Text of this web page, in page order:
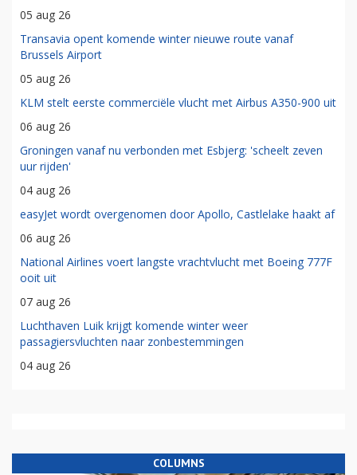
05 aug 26
Transavia opent komende winter nieuwe route vanaf
Brussels Airport
05 aug 26
KLM stelt eerste commerciële vlucht met Airbus A350-900 uit
06 aug 26
Groningen vanaf nu verbonden met Esbjerg: 'scheelt zeven
uur rijden'
04 aug 26
easyJet wordt overgenomen door Apollo, Castlelake haakt af
06 aug 26
National Airlines voert langste vrachtvlucht met Boeing 777F
ooit uit
07 aug 26
Luchthaven Luik krijgt komende winter weer
passagiersvluchten naar zonbestemmingen
04 aug 26
COLUMNS